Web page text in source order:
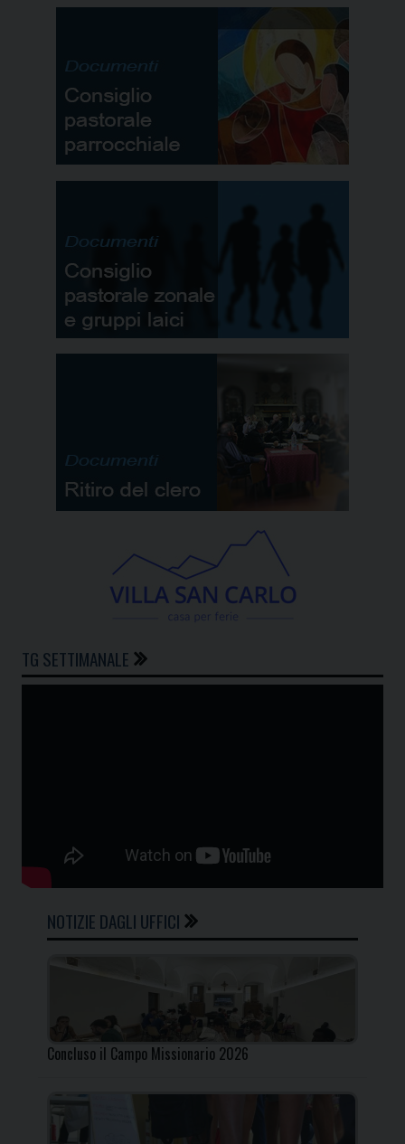
TG SETTIMANALE
NOTIZIE DAGLI UFFICI
Concluso il Campo Missionario 2026